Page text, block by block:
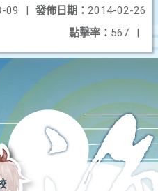
發佈日期： 2014-02-26
09
|
點擊率： 567 |